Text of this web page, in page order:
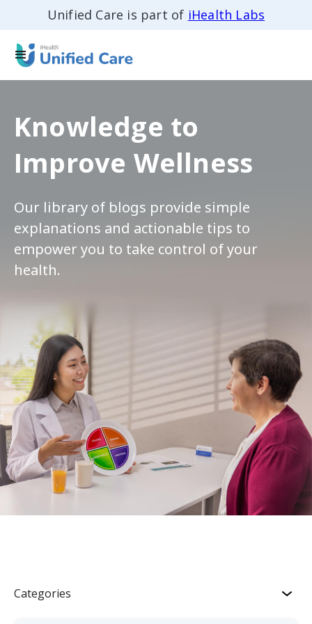
Unified Care is part of iHealth Labs
Knowledge to
Improve Wellness
Our library of blogs provide simple
explanations and actionable tips to
empower you to take control of your
health.
Categories